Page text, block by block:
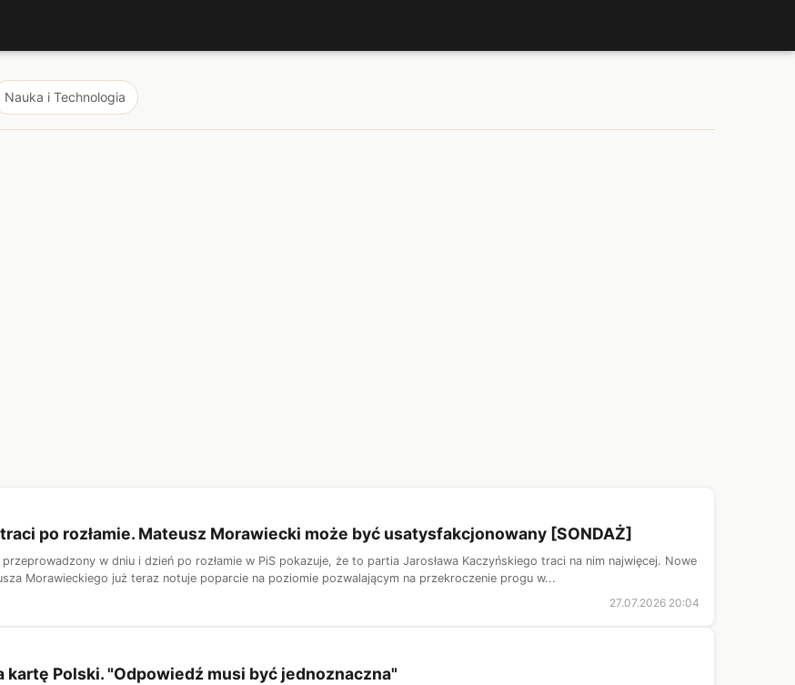
Nauka i Technologia
po rozłamie. Mateusz Morawiecki może być usatysfakcjonowany [SONDAŻ]
w dniu i dzień po rozłamie w PiS pokazuje, że to partia Jarosława Kaczyńskiego traci na nim najwięcej. Nowe
Morawieckiego już teraz notuje poparcie na poziomie pozwalającym na przekroczenie progu w...
27.07.2026 20:04
kartę Polski. "Odpowiedź musi być jednoznaczna"